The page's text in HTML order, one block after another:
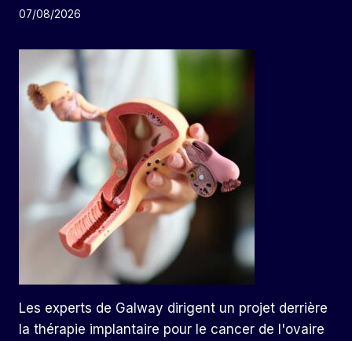
07/08/2026
Les experts de Galway dirigent un projet derrière
la thérapie implantaire pour le cancer de l'ovaire